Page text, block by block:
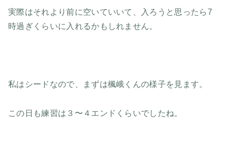
実際はそれより前に空いていいて、入ろうと思ったら7
時過ぎくらいに入れるかもしれません。
私はシードなので、まずは楓峨くんの様子を見ます。
この日も練習は３〜４エンドくらいでしたね。